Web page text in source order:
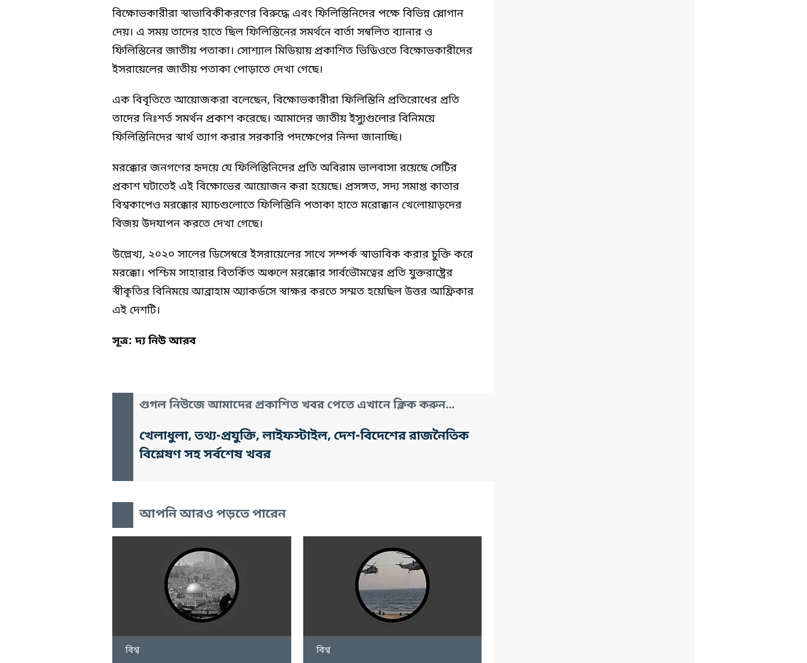
বিক্ষোভকারীরা স্বাভাবিকীকরণের বিরুদ্ধে এবং ফিলিস্তিনিদের পক্ষে বিভিন্ন স্লোগান
দেয়। এ সময় তাদের হাতে ছিল ফিলিস্তিনের সমর্থনে বার্তা সম্বলিত ব্যানার ও
ফিলিস্তিনের জাতীয় পতাকা। সোশ্যাল মিডিয়ায় প্রকাশিত ভিডিওতে বিক্ষোভকারীদের
ইসরায়েলের জাতীয় পতাকা পোড়াতে দেখা গেছে।
এক বিবৃতিতে আয়োজকরা বলেছেন, বিক্ষোভকারীরা ফিলিস্তিনি প্রতিরোধের প্রতি
তাদের নিঃশর্ত সমর্থন প্রকাশ করেছে। আমাদের জাতীয় ইস্যুগুলোর বিনিময়ে
ফিলিস্তিনিদের স্বার্থ ত্যাগ করার সরকারি পদক্ষেপের নিন্দা জানাচ্ছি।
মরক্কোর জনগণের হৃদয়ে যে ফিলিস্তিনিদের প্রতি অবিরাম ভালবাসা রয়েছে সেটির
প্রকাশ ঘটাতেই এই বিক্ষোভের আয়োজন করা হয়েছে। প্রসঙ্গত, সদ্য সমাপ্ত কাতার
বিশ্বকাপেও মরক্কোর ম্যাচগুলোতে ফিলিস্তিনি পতাকা হাতে মরোক্কান খেলোয়াড়দের
বিজয় উদযাপন করতে দেখা গেছে।
উল্লেখ্য, ২০২০ সালের ডিসেম্বরে ইসরায়েলের সাথে সম্পর্ক স্বাভাবিক করার চুক্তি করে
মরক্কো। পশ্চিম সাহারার বিতর্কিত অঞ্চলে মরক্কোর সার্বভৌমত্বের প্রতি যুক্তরাষ্ট্রের
স্বীকৃতির বিনিময়ে আব্রাহাম অ্যাকর্ডসে স্বাক্ষর করতে সম্মত হয়েছিল উত্তর আফ্রিকার
এই দেশটি।
সূত্র: দ্য নিউ আরব
গুগল নিউজে আমাদের প্রকাশিত খবর পেতে এখানে ক্লিক করুন...
খেলাধুলা, তথ্য-প্রযুক্তি, লাইফস্টাইল, দেশ-বিদেশের রাজনৈতিক
বিশ্লেষণ সহ সর্বশেষ খবর
আপনি আরও পড়তে পারেন
বিশ্ব বিশ্ব